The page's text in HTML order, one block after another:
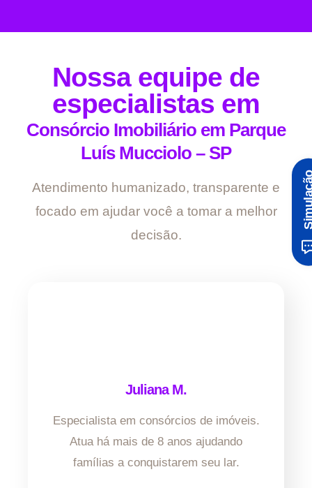
Nossa equipe de
especialistas em
Consórcio Imobiliário em Parque
Luís Mucciolo – SP
Atendimento humanizado, transparente e
focado em ajudar você a tomar a melhor
decisão.
Juliana M.
Especialista em consórcios de imóveis.
Atua há mais de 8 anos ajudando
famílias a conquistarem seu lar.